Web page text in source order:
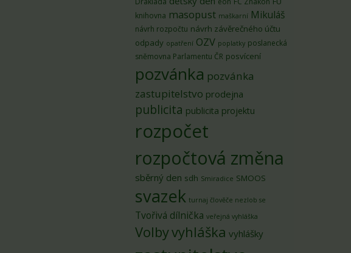
knihovna masopust maškarní Mikuláš
návrh rozpočtu návrh závěrečného účtu
odpady opatření OZV poplatky poslanecká
sněmovna Parlamentu ČR posvícení
pozvánka pozvánka
zastupitelstvo prodejna
publicita publicita projektu
rozpočet
rozpočtová změna
sběrný den sdh Smiradice SMOOS
svazek turnaj člověče nezlob se
Tvořivá dílnička veřejná vyhláška
Volbyvyhláška vyhlášky